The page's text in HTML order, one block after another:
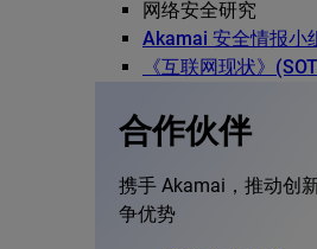
网络安全研究
Akamai 安全情报小
《互联网现状》
合作伙伴
携手 Akamai，推动创
争优势